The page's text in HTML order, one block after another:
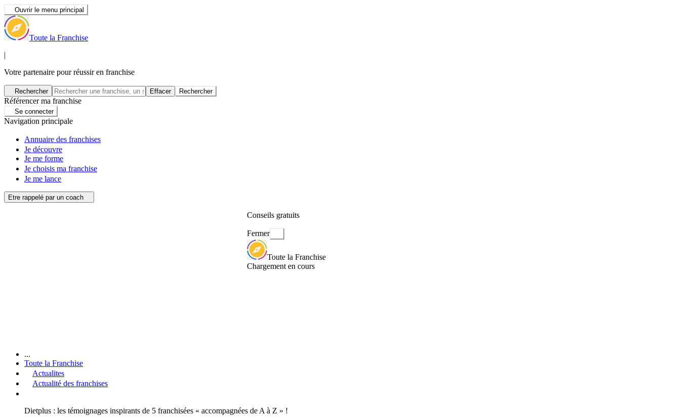
Ouvrir le menu principal
Toute la Franchise
|
Votre partenaire pour réussir en franchise
Rechercher Effacer Rechercher
Référencer ma franchise
Se connecter
Navigation principale
Annuaire des franchises
Je découvre
Je me forme
Je choisis ma franchise
Je me lance
Etre rappelé par un coach
Conseils gratuits
Fermer
Toute la Franchise
Chargement en cours
...
Toute la Franchise
Actualites
Actualité des franchises
Dietplus : les témoignages inspirants de 5 franchisées « accompagnées de A à Z » !